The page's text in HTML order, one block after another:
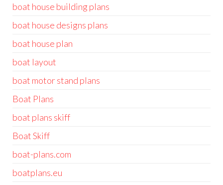
boat house building plans
boat house designs plans
boat house plan
boat layout
boat motor stand plans
Boat Plans
boat plans skiff
Boat Skiff
boat-plans.com
boatplans.eu